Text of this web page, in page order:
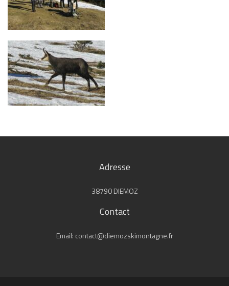
Adresse
38790 DIEMOZ
Contact
Email: contact@diemozskimontagne.fr